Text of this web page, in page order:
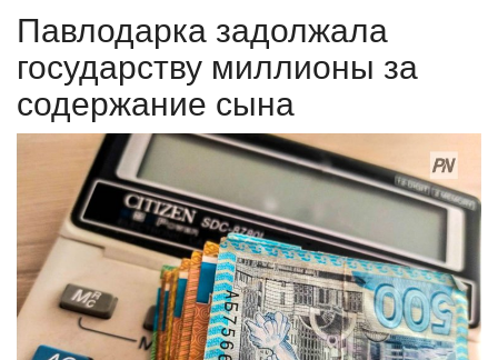
ПАВЛОДАРСКАЯ ОБЛАСТЬ
КАЗАХСТАН
СПЕЦПРОЕКТЫ
СПОРТ
Чек-лист
Павлодарка задолжала
государству миллионы за
содержание сына